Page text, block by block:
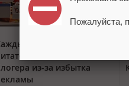
четвертый
отписывается от
из-за избытка
Пожалуйста,